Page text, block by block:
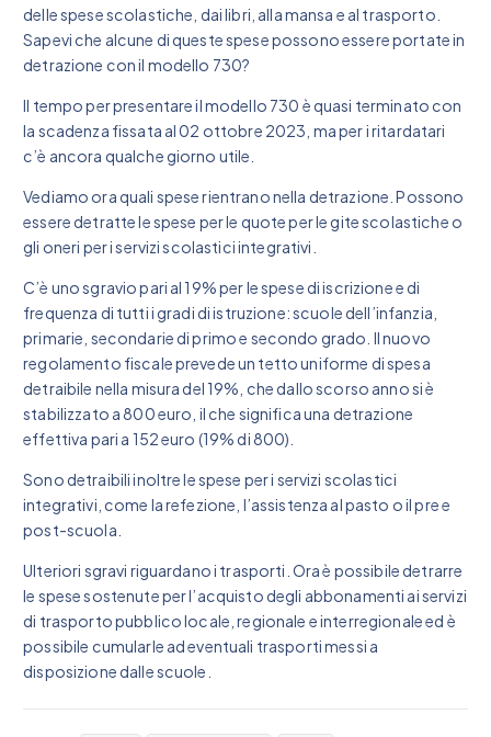
delle spese scolastiche, dai libri, alla mansa e al trasporto.
Sapevi che alcune di queste spese possono essere portate in
detrazione con il modello 730?
Il tempo per presentare il modello 730 è quasi terminato con
la scadenza fissata al 02 ottobre 2023, ma per i ritardatari
c’è ancora qualche giorno utile.
Vediamo ora quali spese rientrano nella detrazione. Possono
essere detratte le spese per le quote per le gite scolastiche o
gli oneri per i servizi scolastici integrativi.
C’è uno sgravio pari al 19% per le spese di iscrizione e di
frequenza di tutti i gradi di istruzione: scuole dell’infanzia,
primarie, secondarie di primo e secondo grado. Il nuovo
regolamento fiscale prevede un tetto uniforme di spesa
detraibile nella misura del 19%, che dallo scorso anno si è
stabilizzato a 800 euro, il che significa una detrazione
effettiva pari a 152 euro (19% di 800).
Sono detraibili inoltre le spese per i servizi scolastici
integrativi, come la refezione, l’assistenza al pasto o il pre e
post-scuola.
Ulteriori sgravi riguardano i trasporti. Ora è possibile detrarre
le spese sostenute per l’acquisto degli abbonamenti ai servizi
di trasporto pubblico locale, regionale e interregionale ed è
possibile cumularle ad eventuali trasporti messi a
disposizione dalle scuole.